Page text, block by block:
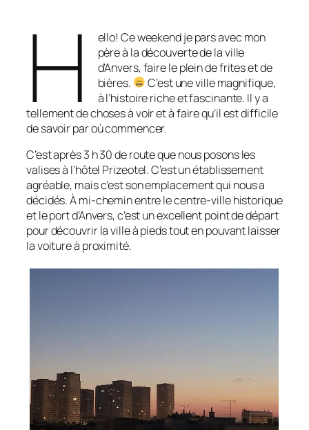
H
ello! Ce weekend je pars avec mon
père à la découverte de la ville
d’Anvers, faire le plein de frites et de
bières.
C’est une ville magnifique,
à l’histoire riche et fascinante. Il y a
tellement de choses à voir et à faire qu’il est difficile
de savoir par où commencer.
C’est après 3 h 30 de route que nous posons les
valises à l’hôtel Prizeotel. C’est un établissement
agréable, mais c’est son emplacement qui nous a
décidés. À mi-chemin entre le centre-ville historique
et le port d’Anvers, c’est un excellent point de départ
pour découvrir la ville à pieds tout en pouvant laisser
la voiture à proximité.